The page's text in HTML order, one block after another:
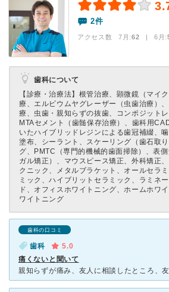
2件
アクセス数 7月:62 | 6月:
歯科について
【診療・治療法】 根管治療、顕微鏡（マイ
療、エルビウムヤグレーザー（虫歯治療）
療、虫歯・親知らずの抜歯、コンポジットレ
MTAセメント（歯髄保存治療）、歯科用
いたハイブリッドレジンによる歯冠補綴、
塗布、シーラント、スケーリング（歯石取
グ、PMTC（専門的機械的歯面掃除）、表
ガル矯正）、マウスピース矯正、外科矯正
クニック、メタルブラケット、オールセラ
ミック、ハイブリットセラミック、ラミネ
ド、オフィスホワイトニング、ホームホワ
ワイトニング
歯科の口コミ
歯科
5.0
痛くないと聞いて